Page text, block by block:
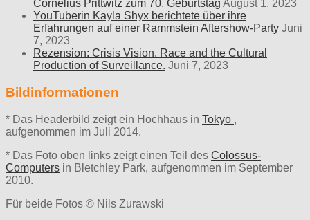
Cornelius Prittwitz zum 70. Geburtstag August 1, 2023
YouTuberin Kayla Shyx berichtete über ihre
Erfahrungen auf einer Rammstein Aftershow-Party Juni
7, 2023
Rezension: Crisis Vision. Race and the Cultural
Production of Surveillance. Juni 7, 2023
Bildinformationen
* Das Headerbild zeigt ein Hochhaus in Tokyo ,
aufgenommen im Juli 2014.
* Das Foto oben links zeigt einen Teil des Colossus-
Computers in Bletchley Park, aufgenommen im September
2010.
Für beide Fotos © Nils Zurawski